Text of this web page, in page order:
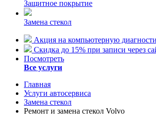
Защитное покрытие
Замена стекол
Акция на компьютерную
Скидка до 15% при записи через
Посмотреть
Все услуги
Главная
Услуги автосервиса
Замена стекол
Ремонт и замена стекол Volvo